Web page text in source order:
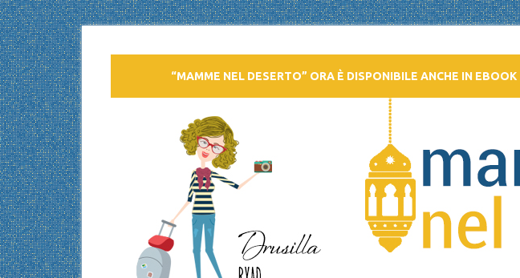
“MAMME NEL DESERTO” ORA È DISPONIBILE ANCHE IN EBOOK